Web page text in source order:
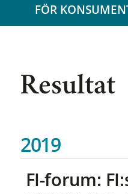
FÖR
Resultat
2019
FI-forum: